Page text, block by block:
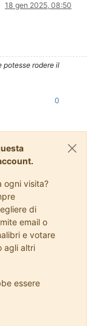
18 gen 2025, 08:50
potesse rodere il
0
ogni visita?
di
email o
e votare
agli altri
essere